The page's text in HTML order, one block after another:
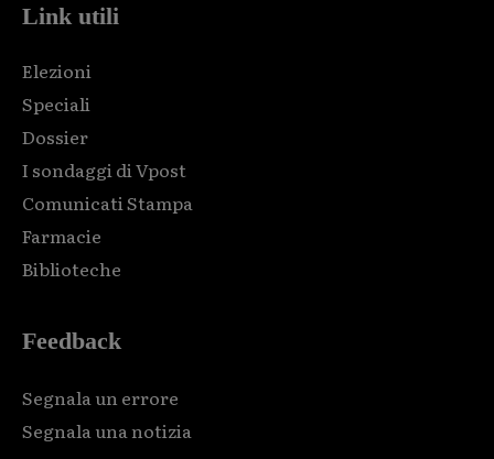
Link utili
Elezioni
Speciali
Dossier
I sondaggi di Vpost
Comunicati Stampa
Farmacie
Biblioteche
Feedback
Segnala un errore
Segnala una notizia